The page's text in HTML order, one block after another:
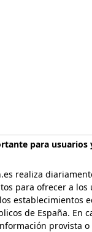
para usuarios
realiza
para ofrecer a
establecimientos
de España. En
provista o